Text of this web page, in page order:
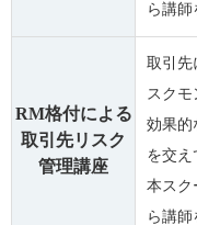
ら講師
RM格付による
取引先リスク
管理講座
取引先
スクモ
効果的
を交え
本スク
ら講師